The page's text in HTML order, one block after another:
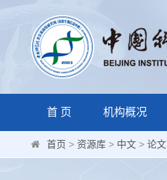
首 页 机构概况
首页 > 资源库 > 中文 > 论文